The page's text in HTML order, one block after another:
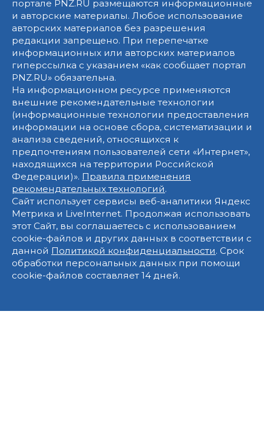
портале PNZ.RU размещаются информационные
и авторские материалы. Любое использование
авторских материалов без разрешения
редакции запрещено. При перепечатке
информационных или авторских материалов
гиперссылка с указанием «как сообщает портал
PNZ.RU» обязательна.
На информационном ресурсе применяются
внешние рекомендательные технологии
(информационные технологии предоставления
информации на основе сбора, систематизации и
анализа сведений, относящихся к
предпочтениям пользователей сети «Интернет»,
находящихся на территории Российской
Федерации)». Правила применения
рекомендательных технологий.
Сайт использует сервисы веб-аналитики Яндекс
Метрика и LiveInternet. Продолжая использовать
этот Сайт, вы соглашаетесь с использованием
cookie-файлов и других данных в соответствии с
данной Политикой конфиденциальности. Срок
обработки персональных данных при помощи
cookie-файлов составляет 14 дней.